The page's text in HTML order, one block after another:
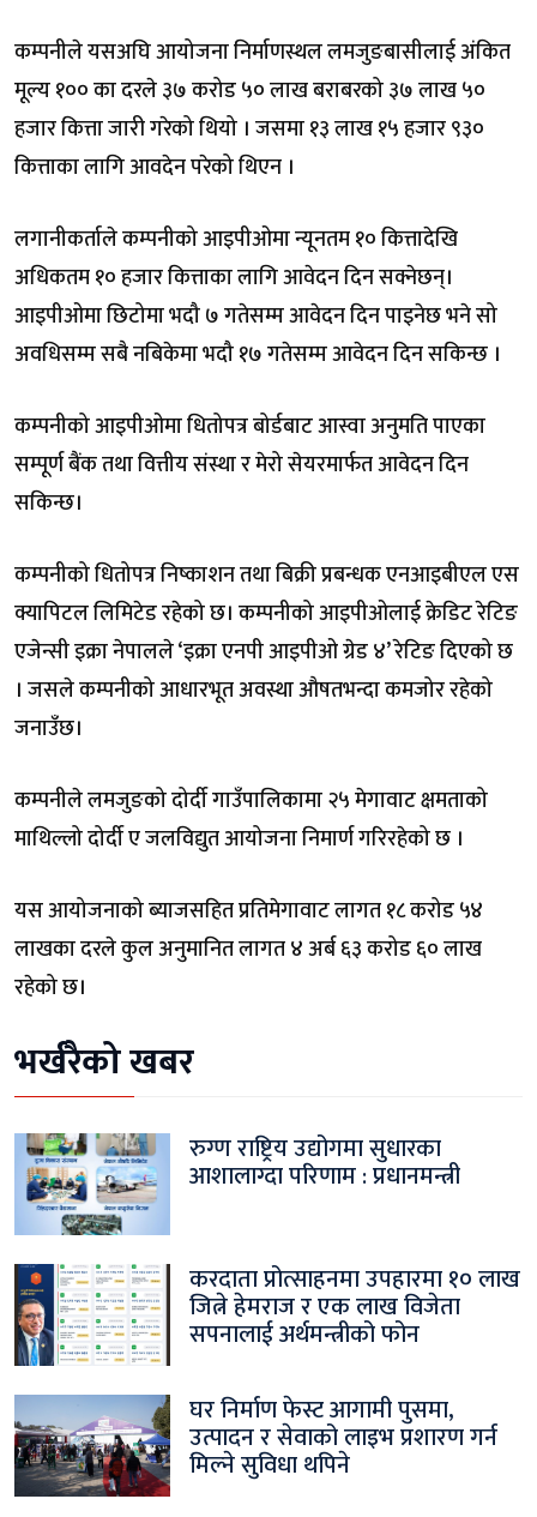
कम्पनीले यसअघि आयोजना निर्माणस्थल लमजुङबासीलाई अंकित
मूल्य १०० का दरले ३७ करोड ५० लाख बराबरको ३७ लाख ५०
हजार कित्ता जारी गरेको थियो । जसमा १३ लाख १५ हजार ९३०
कित्ताका लागि आवदेन परेको थिएन ।
लगानीकर्ताले कम्पनीको आइपीओमा न्यूनतम १० कित्तादेखि
अधिकतम १० हजार कित्ताका लागि आवेदन दिन सक्नेछन्।
आइपीओमा छिटोमा भदौ ७ गतेसम्म आवेदन दिन पाइनेछ भने सो
अवधिसम्म सबै नबिकेमा भदौ १७ गतेसम्म आवेदन दिन सकिन्छ ।
कम्पनीको आइपीओमा धितोपत्र बोर्डबाट आस्वा अनुमति पाएका
सम्पूर्ण बैंक तथा वित्तीय संस्था र मेरो सेयरमार्फत आवेदन दिन
सकिन्छ।
कम्पनीको धितोपत्र निष्काशन तथा बिक्री प्रबन्धक एनआइबीएल एस
क्यापिटल लिमिटेड रहेको छ। कम्पनीको आइपीओलाई क्रेडिट रेटिङ
एजेन्सी इक्रा नेपालले ‘इक्रा एनपी आइपीओ ग्रेड ४’ रेटिङ दिएको छ
। जसले कम्पनीको आधारभूत अवस्था औषतभन्दा कमजोर रहेको
जनाउँछ।
कम्पनीले लमजुङको दोर्दी गाउँपालिकामा २५ मेगावाट क्षमताको
माथिल्लो दोर्दी ए जलविद्युत आयोजना निमार्ण गरिरहेको छ ।
यस आयोजनाको ब्याजसहित प्रतिमेगावाट लागत १८ करोड ५४
लाखका दरले कुल अनुमानित लागत ४ अर्ब ६३ करोड ६० लाख
रहेको छ।
भर्खरैको खबर
रुग्ण राष्ट्रिय उद्योगमा सुधारका
आशालाग्दा परिणाम : प्रधानमन्त्री
करदाता प्रोत्साहनमा उपहारमा १० लाख
जित्ने हेमराज र एक लाख विजेता
सपनालाई अर्थमन्त्रीको फोन
घर निर्माण फेस्ट आगामी पुसमा,
उत्पादन र सेवाको लाइभ प्रशारण गर्न
मिल्ने सुविधा थपिने